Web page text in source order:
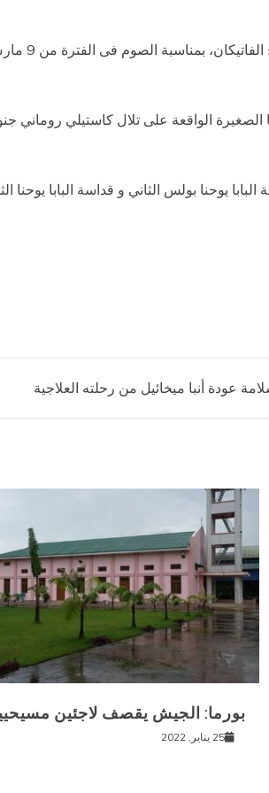
أعلن المكتب الإعلامي للفاتيكان منذ قليل أن
الصغيرة الواقعة على تلال كاستيلي
حتى عيد القيامة في 20 ابريل والإعلان المزدوج لقداسة البابا يوحنا بولس الثاني و قداسة البابا
عودة أنبا ميخائيل من رحلته العلاجية
بورما: الجيش يقصف لاجئين
25 يناير, 2022